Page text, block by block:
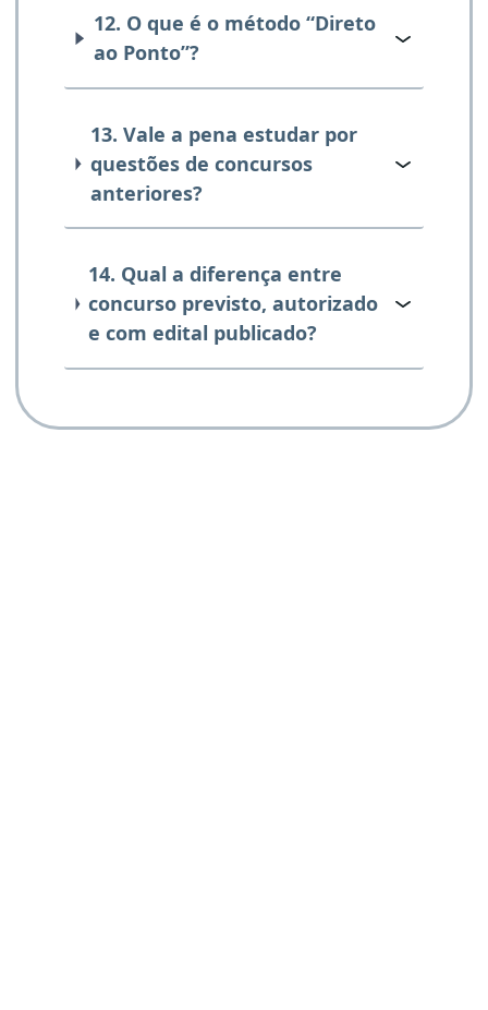
12. O que é o método “Direto
ao Ponto”?
13. Vale a pena estudar por
questões de concursos
anteriores?
14. Qual a diferença entre
concurso previsto, autorizado
e com edital publicado?